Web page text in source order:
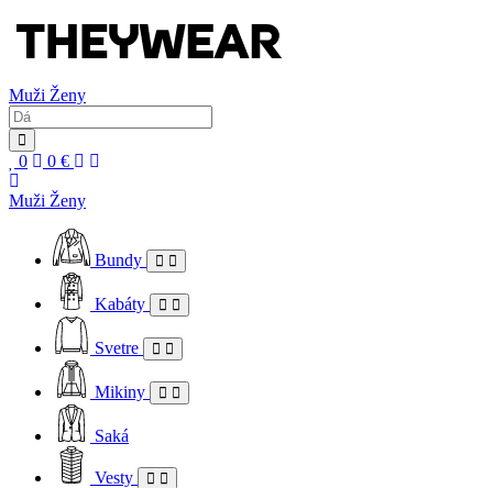
Muži Ženy
0 0 €
Muži Ženy
Bundy
Kabáty
Svetre
Mikiny
Saká
Vesty